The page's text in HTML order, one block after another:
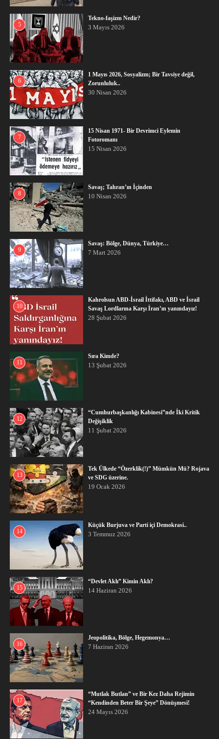
5
Tekno-faşizm Nedir?
3 Mayıs 2026
6
1 Mayıs 2026, Sosyalizm; Bir Tavsiye değil,
Zorunluluk..
30 Nisan 2026
7
15 Nisan 1971- Bir Devrimci Eylemin
Fotoromanı
15 Nisan 2026
8
Savaş; Tahran’ın İçinden
10 Nisan 2026
9
Savaş: Bölge, Dünya, Türkiye…
7 Mart 2026
10
Kahrolsun ABD-İsrail İttifakı, ABD ve İsrail
Savaş Lordlarına Karşı İran’ın yanındayız!
28 Şubat 2026
11
Sıra Kimde?
13 Şubat 2026
12
“Cumhurbaşkanlığı Kabinesi”nde İki Kritik
Değişiklik
11 Şubat 2026
13
Tek Ülkede “Özerklik(!)” Mümkün Mü? Rojava
ve SDG üzerine.
19 Ocak 2026
14
Küçük Burjuva ve Parti içi Demokrasi..
3 Temmuz 2026
15
“Devlet Aklı” Kimin Aklı?
14 Haziran 2026
16
Jeopolitika, Bölge, Hegemonya…
7 Haziran 2026
17
“Mutlak Butlan” ve Bir Kez Daha Rejimin
“Kendinden Beter Bir Şeye” Dönüşmesi!
24 Mayıs 2026